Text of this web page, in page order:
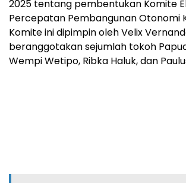
2025 tentang pembentukan Komite
Percepatan Pembangunan Otonomi
Komite ini dipimpin oleh Velix
beranggotakan sejumlah tokoh
Wempi Wetipo, Ribka Haluk, dan